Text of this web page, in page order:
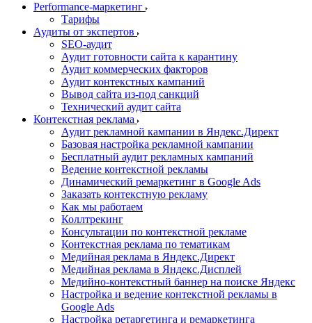
Performance-маркетинг
Тарифы
Аудиты от экспертов
SEO-аудит
Аудит готовности сайта к карантину
Аудит коммерческих факторов
Аудит контекстных кампаний
Вывод сайта из-под санкций
Технический аудит сайта
Контекстная реклама
Аудит рекламной кампании в Яндекс.Директ
Базовая настройка рекламной кампании
Бесплатный аудит рекламных кампаний
Ведение контекстной рекламы
Динамический ремаркетинг в Google Ads
Заказать контекстную рекламу
Как мы работаем
Коллтрекинг
Консультации по контекстной рекламе
Контекстная реклама по тематикам
Медийная реклама в Яндекс.Директ
Медийная реклама в Яндекс.Дисплей
Медийно-контекстный баннер на поиске Яндекс
Настройка и ведение контекстной рекламы в
Google Ads
Настройка ретаргетинга и ремаркетинга